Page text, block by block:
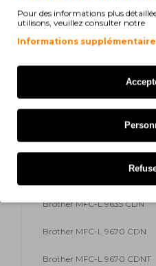
Brother HL-L 9400 Series
Brother HL-L 9470 CDN
Brother HL-L 9470 CDNT
Brother HL-L 9470 Series
Brother MFC-L 9635 CDN
Brother MFC-L 9670 CDN
Brother MFC-L 9670 CDNT
Pour des informations plus
utilisons, veuillez consulter notre
Informations